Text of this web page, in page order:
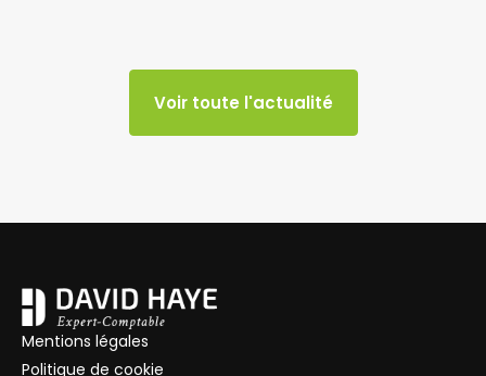
Voir toute l'actualité
Mentions légales
Politique de cookie